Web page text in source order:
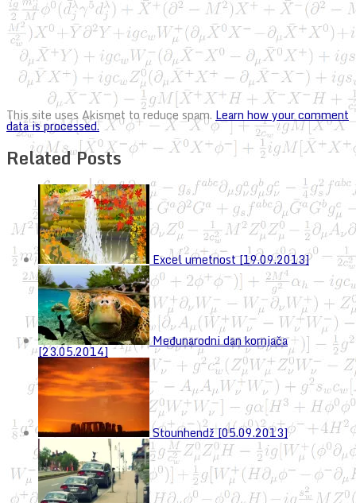
This site uses Akismet to reduce spam. Learn how your comment
data is processed.
Related Posts
Excel umetnost [19.09.2013]
Međunarodni dan kornjača
[23.05.2014]
Stounhendž [05.09.2013]